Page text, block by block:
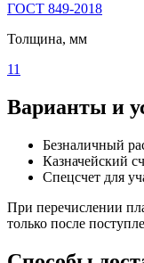
ГОСТ 849-2018
Толщина, мм
11
Варианты и
Безналичный
Казначейский
Спецсчет для
При перечислении
только после